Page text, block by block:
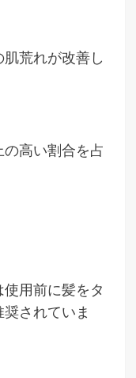
荒れが改善し
高い割合を占
用前に髪をタ
されていま